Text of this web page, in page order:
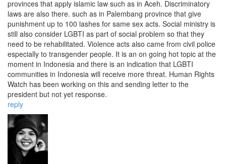
provinces that apply islamic law such as in Aceh. Discriminatory
laws are also there. such as in Palembang province that give
punishment up to 100 lashes for same sex acts. Social ministry is
still also consider LGBTI as part of social problem so that they
need to be rehabilitated. Violence acts also came from civil police
especially to transgender people. It is an on going hot topic at the
moment in Indonesia and there is an indication that LGBTI
communities in Indonesia will receive more threat. Human Rights
Watch has been working on this and sending letter to the
president but not yet response.
reply